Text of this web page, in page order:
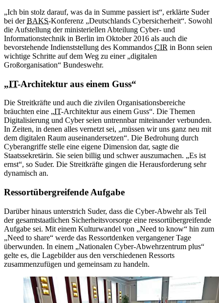
„Ich bin stolz darauf, was da in Summe passiert ist“, erklärte Suder
bei derBAKS-Konferenz „Deutschlands Cybersicherheit“. Sowohl
die Aufstellung der ministeriellen Abteilung Cyber- und
Informationstechnik in Berlin im Oktober 2016 als auch die
bevorstehende Indienststellung des Kommandos CIR in Bonn seien
wichtige Schritte auf dem Weg zu einer „digitalen
Großorganisation“ Bundeswehr.
„IT-Architektur aus einem Guss“
Die Streitkräfte und auch die zivilen Organisationsbereiche
bräuchten eine „IT-Architektur aus einem Guss“. Die Themen
Digitalisierung und Cyber seien untrennbar miteinander verbunden.
In Zeiten, in denen alles vernetzt sei, „müssen wir uns ganz neu mit
dem digitalen Raum auseinandersetzen“. Die Bedrohung durch
Cyberangriffe stelle eine eigene Dimension dar, sagte die
Staatssekretärin. Sie seien billig und schwer auszumachen. „Es ist
ernst“, so Suder. Die Streitkräfte gingen die Herausforderung sehr
dynamisch an.
Ressortübergreifende Aufgabe
Darüber hinaus unterstrich Suder, dass die Cyber-Abwehr als Teil
der gesamtstaatlichen Sicherheitsvorsorge eine ressortübergreifende
Aufgabe sei. Mit einem Kulturwandel von „Need to know“ hin zum
„Need to share“ werde das Ressortdenken vergangener Tage
überwunden. In einem „Nationalen Cyber-Abwehrzentrum plus“
gelte es, die Lagebilder aus den verschiedenen Ressorts
zusammenzufügen und gemeinsam zu handeln.